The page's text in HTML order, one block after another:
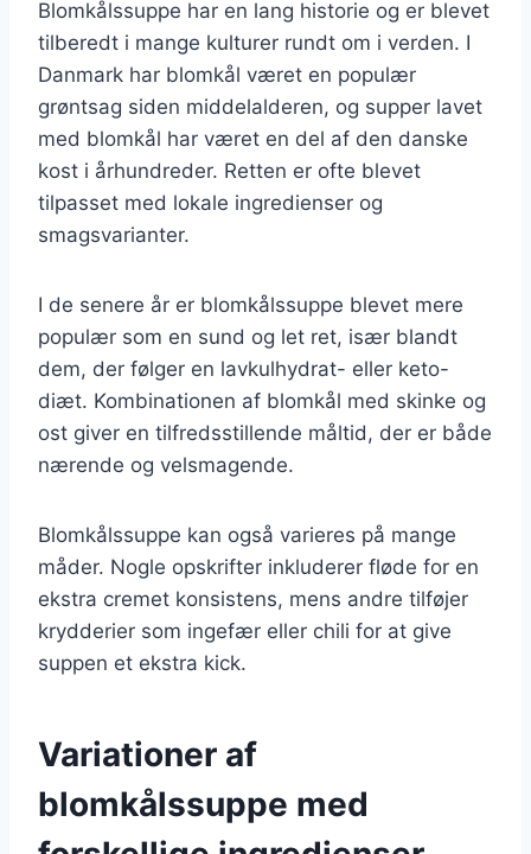
Blomkålssuppe har en lang historie og er blevet
tilberedt i mange kulturer rundt om i verden. I
Danmark har blomkål været en populær
grøntsag siden middelalderen, og supper lavet
med blomkål har været en del af den danske
kost i århundreder. Retten er ofte blevet
tilpasset med lokale ingredienser og
smagsvarianter.
I de senere år er blomkålssuppe blevet mere
populær som en sund og let ret, især blandt
dem, der følger en lavkulhydrat- eller keto-
diæt. Kombinationen af blomkål med skinke og
ost giver en tilfredsstillende måltid, der er både
nærende og velsmagende.
Blomkålssuppe kan også varieres på mange
måder. Nogle opskrifter inkluderer fløde for en
ekstra cremet konsistens, mens andre tilføjer
krydderier som ingefær eller chili for at give
suppen et ekstra kick.
Variationer af
blomkålssuppe med